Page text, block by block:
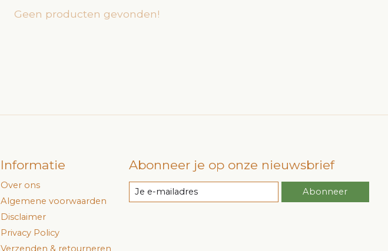
Geen producten gevonden!
Informatie
Over ons
Algemene voorwaarden
Disclaimer
Privacy Policy
Abonneer je op onze nieuwsbrief
Abonneer